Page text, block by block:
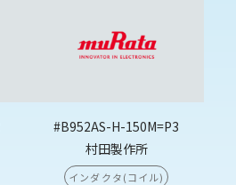
#B952AS-H-150M=P3
村田製作所
インダクタ(コイル)